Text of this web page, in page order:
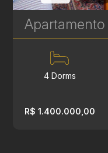
4 Dorms
R$ 1.400.000,00